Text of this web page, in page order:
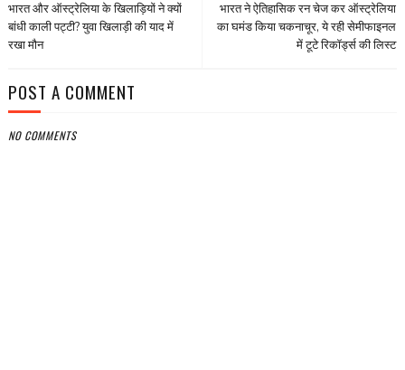
भारत ने ऐतिहासिक रन चेज कर ऑस्‍ट्रेलिया
का घमंड किया चकनाचूर, ये रही सेमीफाइनल
में टूटे रिकॉर्ड्स की लिस्‍ट
भारत और ऑस्‍ट्रेलिया के खिलाड़‍ियों ने क्‍यों
बांधी काली पट्टी? युवा खिलाड़ी की याद में
रखा मौन
POST A COMMENT
NO COMMENTS